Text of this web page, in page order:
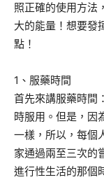
照正確的使用方法
大的能量！想要發
點！
1、服藥時間
首先來講服藥時間
時服用。但是，因
一樣，所以，每個
家通過兩至三次的
進行性生活的那個